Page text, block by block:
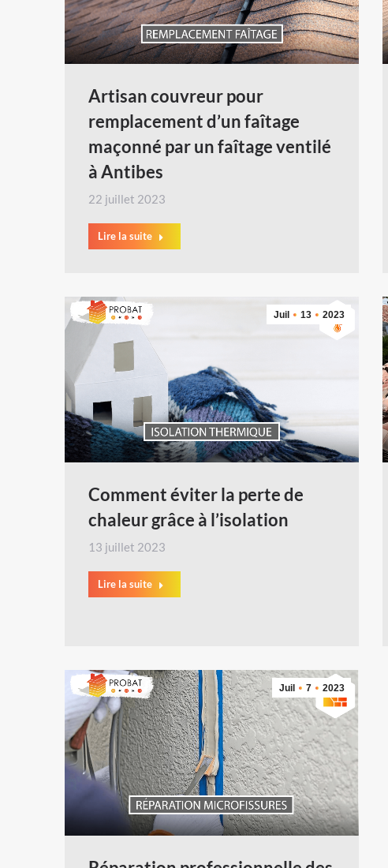
Artisan couvreur pour
remplacement d’un faîtage
maçonné par un faîtage ventilé
à Antibes
22 juillet 2023
Lire la suite
Juil 13 2023
Comment éviter la perte de
chaleur grâce à l’isolation
13 juillet 2023
Lire la suite
Juil 7 2023